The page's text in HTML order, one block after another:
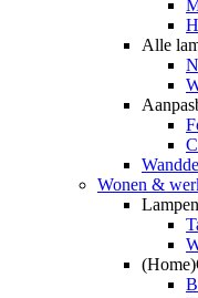
Alle
Wonen &
Lampen